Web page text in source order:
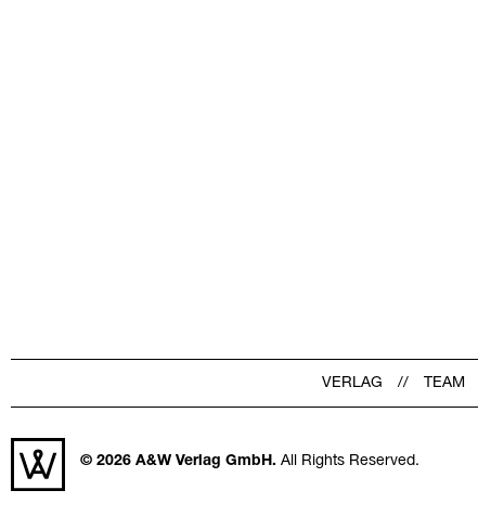
VERLAG TEAM
© 2026 A&W Verlag GmbH. All Rights Reserved.